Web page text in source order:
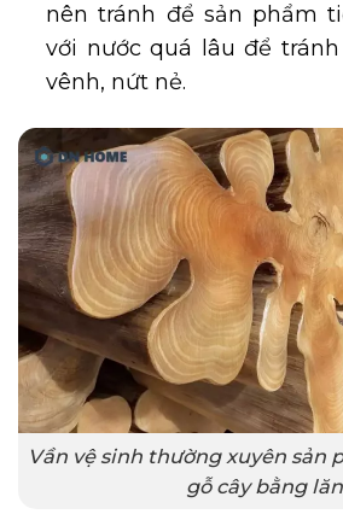
nên tránh để sản phẩm
với nước quá lâu để
vênh, nứt nẻ.
Vần vệ sinh thường xuyên sản
gỗ cây bằng